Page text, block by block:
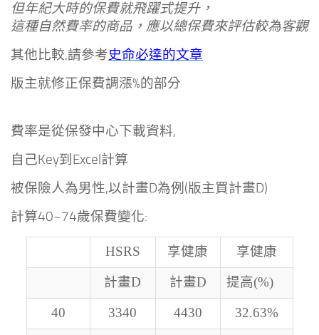
但年紀大時的保費就飛躍式提升，
這種自然費率的商品，應以總保費來評估較為客觀
其他比較,請參考史命必達的文章
版主就修正保費調漲%的部分
費率是從保發中心下載資料,
自己Key到Excel計算
被保險人為男性,以計畫D為例(版主買計畫D)
計算40~74歲保費變化:
HSRS 享健康 享健康
計畫D 計畫D 提高(%)
40 3340 4430 32.63%